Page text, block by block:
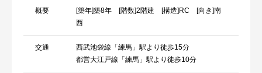
概要
[築年]築8年 [階数]2階建 [構造]RC [向き]南
西
交通
西武池袋線「練馬」駅より徒歩15分
都営大江戸線「練馬」駅より徒歩10分